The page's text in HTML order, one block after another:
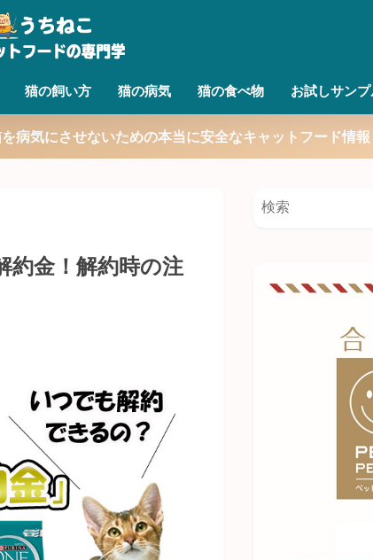
猫の飼い方 猫の病気 猫の食べ物 お試しサンプ
病気にさせないための本当に安全なキャットフード情報
約金！解約時の注